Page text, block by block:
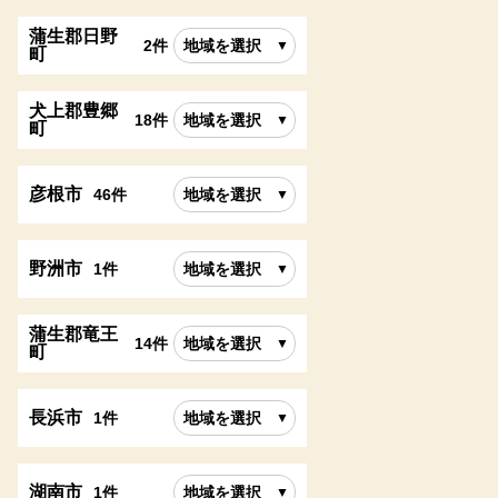
蒲生郡日野
町
2件 地域を選択
犬上郡豊郷
町
18件 地域を選択
彦根市 46件 地域を選択
野洲市 1件 地域を選択
蒲生郡竜王
町
14件 地域を選択
長浜市 1件 地域を選択
湖南市 1件 地域を選択